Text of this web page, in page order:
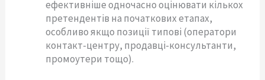
ефективніше одночасно оцінювати кількох
претендентів на початкових етапах,
особливо якщо позиції типові (оператори
контакт-центру, продавці-консультанти,
промоутери тощо).